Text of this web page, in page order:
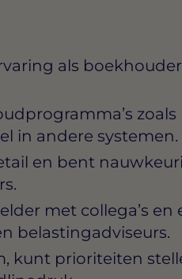
als
zoals
in andere systemen.
en bent
met collega’s en
belastingadviseurs.
kunt prioriteiten